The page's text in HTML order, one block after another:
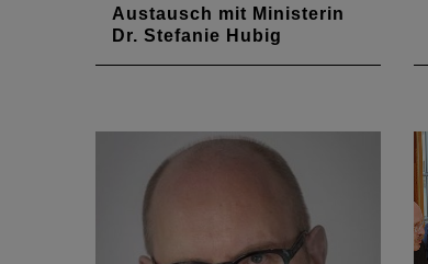
Austausch mit Ministerin
Dr. Stefanie Hubig